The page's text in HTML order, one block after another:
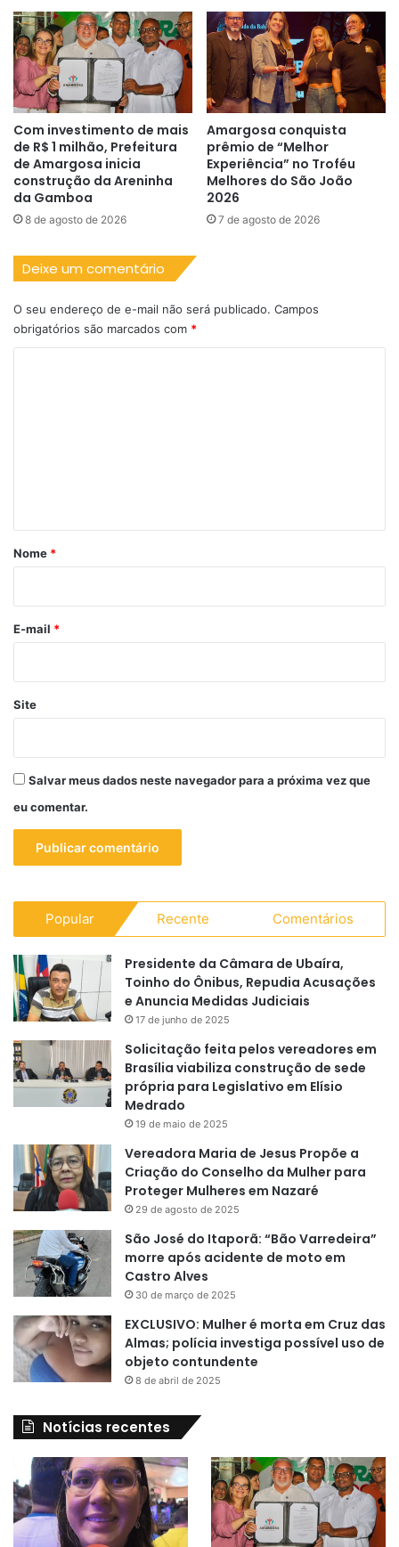
Com investimento de mais
de R$ 1 milhão, Prefeitura
de Amargosa inicia
construção da Areninha
da Gamboa
8 de agosto de 2026
Amargosa conquista
prêmio de “Melhor
Experiência” no Troféu
Melhores do São João
2026
7 de agosto de 2026
Deixe um comentário
O seu endereço de e-mail não será publicado. Campos
obrigatórios são marcados com *
r
*
Nome *
E-mail *
Site
Salvar meus dados neste navegador para a próxima vez que
eu comentar.
Popular Recente Comentários
Presidente da Câmara de Ubaíra,
Toinho do Ônibus, Repudia Acusações
e Anuncia Medidas Judiciais
17 de junho de 2025
Solicitação feita pelos vereadores em
Brasília viabiliza construção de sede
própria para Legislativo em Elísio
Medrado
19 de maio de 2025
Vereadora Maria de Jesus Propõe a
Criação do Conselho da Mulher para
Proteger Mulheres em Nazaré
29 de agosto de 2025
São José do Itaporã: “Bão Varredeira”
morre após acidente de moto em
Castro Alves
30 de março de 2025
EXCLUSIVO: Mulher é morta em Cruz das
Almas; polícia investiga possível uso de
objeto contundente
8 de abril de 2025
Notícias recentes